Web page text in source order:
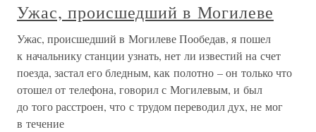
Ужас, происшедший в Могилеве
Ужас, происшедший в Могилеве Пообедав, я пошел
к начальнику станции узнать, нет ли известий на счет
поезда, застал его бледным, как полотно – он только что
отошел от телефона, говорил с Могилевым, и был
до того расстроен, что с трудом переводил дух, не мог
в течение